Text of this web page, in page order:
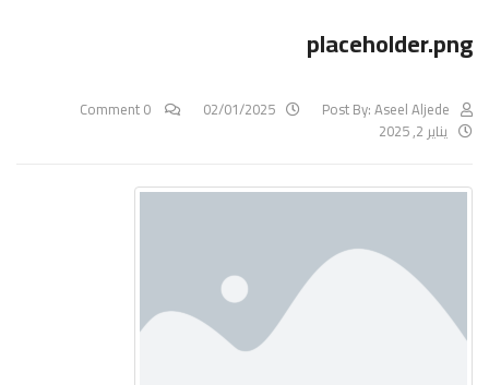
placeholder.png
Post By:Aseel Aljede
02/01/2025
يناير 2, 2025